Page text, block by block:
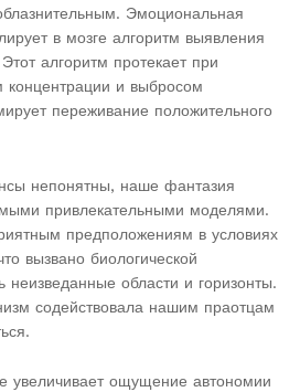
Эмоциональная
в мозге алгоритм выявления
алгоритм протекает при
и выбросом
переживание положительного
непонятны, наше фантазия
привлекательными моделями.
предположениям в условиях
вызвано биологической
неизведанные области и горизонты.
содействовала нашим праотцам
увеличивает ощущение автономии